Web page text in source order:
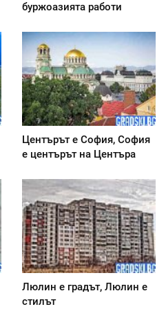
буржоазията работи
Центърът е София, София
е центърът на Центъра
Люлин е градът, Люлин е
стилът